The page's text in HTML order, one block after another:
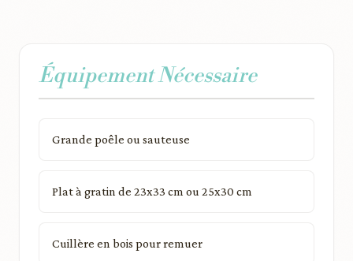
Équipement Nécessaire
Grande poêle ou sauteuse
Plat à gratin de 23x33 cm ou 25x30 cm
Cuillère en bois pour remuer